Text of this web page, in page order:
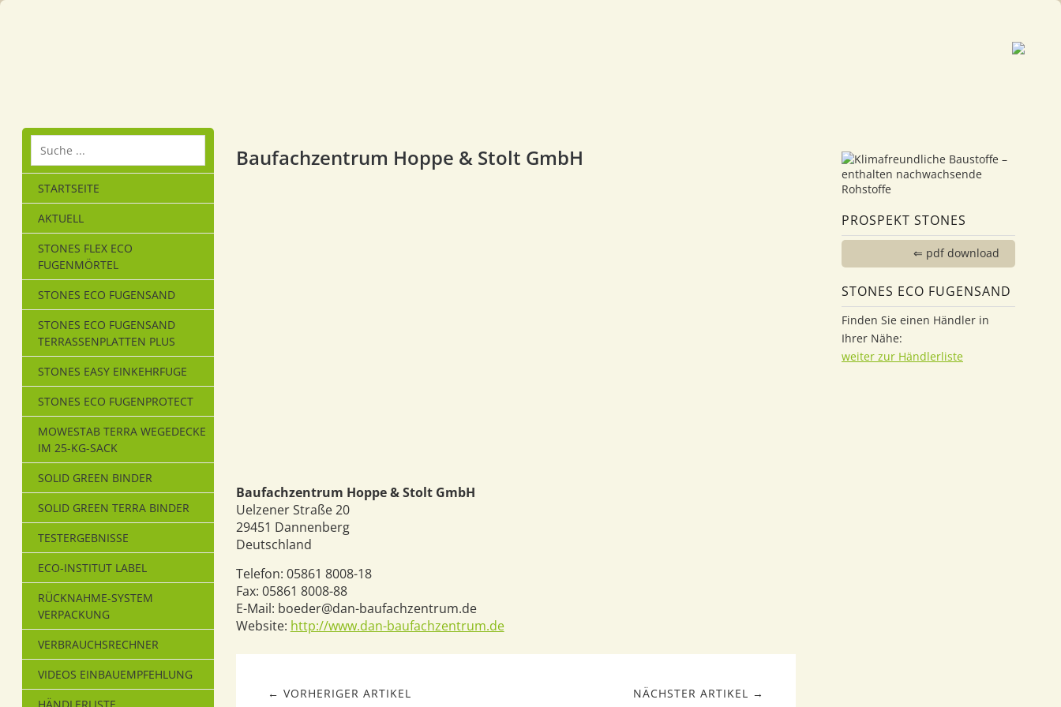
STARTSEITE
AKTUELL
STONES FLEX ECO
FUGENMÖRTEL
STONES ECO FUGENSAND
STONES ECO FUGENSAND
TERRASSENPLATTEN PLUS
STONES EASY EINKEHRFUGE
STONES ECO FUGENPROTECT
MOWESTAB TERRA WEGEDECKE
IM 25-KG-SACK
SOLID GREEN BINDER
SOLID GREEN TERRA BINDER
TESTERGEBNISSE
ECO-INSTITUT LABEL
RÜCKNAHME-SYSTEM
VERPACKUNG
VERBRAUCHSRECHNER
VIDEOS EINBAUEMPFEHLUNG
Baufachzentrum Hoppe & Stolt GmbH
Baufachzentrum Hoppe & Stolt GmbH
Uelzener Straße 20
29451 Dannenberg
Deutschland
Telefon: 05861 8008-18
Fax: 05861 8008-88
E-Mail: boeder@dan-baufachzentrum.de
Website: http://www.dan-baufachzentrum.de
NÄCHSTER ARTIKEL →
← VORHERIGER ARTIKEL
PROSPEKT STONES
⇐ pdf download
STONES ECO FUGENSAND
Finden Sie einen Händler in
Ihrer Nähe:
weiter zur Händlerliste